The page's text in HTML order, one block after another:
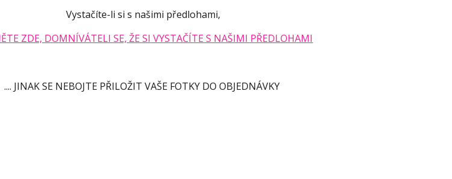
Vystačíte-li si s našimi předlohami,
ZDE, DOMNÍVÁTELI SE, ŽE SI VYSTAČÍTE S NAŠIMI PŘEDLOHAMI
.... JINAK SE NEBOJTE PŘILOŽIT VAŠE FOTKY DO OBJEDNÁVKY